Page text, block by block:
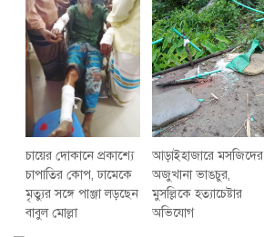
চায়ের দোকানে প্রকাশ্যে
চাপাতির কোপ, ঢামেকে
মৃত্যুর সঙ্গে পাঞ্জা লড়ছেন
বাবুল মোল্লা
আড়াইহাজারে মস‌জি‌দের
অজুখানা ভাঙচুর,
মুসল্লিকে হত্যাচেষ্টার
অভিযোগ